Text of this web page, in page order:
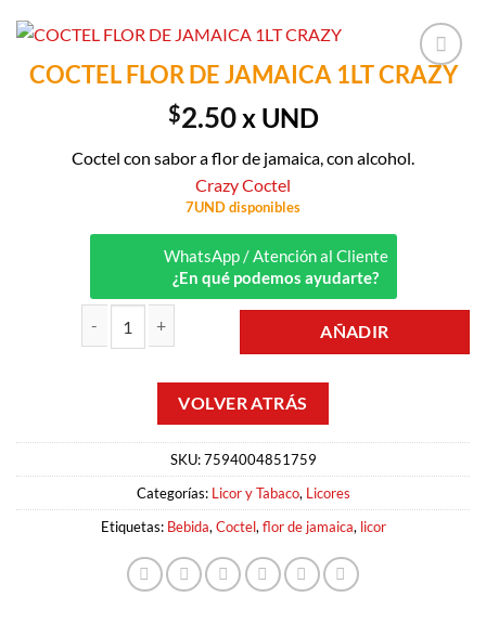
Añadir a
COCTEL FLOR DE JAMAICA 1LT CRAZY
$2.50x UND
Coctel con sabor a flor de jamaica, con alcohol.
Crazy Coctel
7UND disponibles
WhatsApp / Atención al Cliente
¿En qué podemos ayudarte?
COCTEL FLOR DE JAMAICA 1LT CRAZY cantidad
AÑADIR
SKU:7594004851759
Categorías: Licor y Tabaco, Licores
Etiquetas: Bebida, Coctel, flor de jamaica, licor